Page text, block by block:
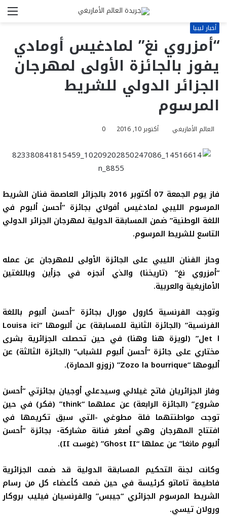
عن
أخبار ليبيا
“أمزروي نغ” لمادغيس أومادي
يفوز بالجائزة الأولى لمهرجان
الجزائر الدولي للشريط
المرسوم
العالم الأمازيغي أكتوبر 10, 2016 0
فاز يوم الجمعة 07 أكتوبر 2016
بالجزائر العاصمة فنان الشريط
المرسوم الليبي لمادغيس أفولاي بجائزة “أحسن ألبوم في
اللغة الوطنية” ضمن المسابقة الدولية لمهرجان الجزائر الدولي
التاسع للشريط المرسوم.
وحاز الفنان الليبي على الجائزة الأولى للمهرجان عن عمله
“أمزروي نغ” (تاريخنا) والذي أنجزه في جزأين وباللغتين
الأمازيغية والعربية.
وتوجت الفرنسية كارول مورال بجائزة “أحسن ألبوم باللغة
الفرنسية” (الجائزة الثانية للمسابقة) عن ألبومها “Louisa ici
et lل” (لويزة هنا وهنا) في حين تحصلت الجزائرية بشرى
مختاري على جائزة “أحسن ألبوم للشباب” (الجائزة الثالثة) عن
ألبومها “Zozo la bourrique” (زوزو الحمارة).
وفاز الجزائريان فاتح غيلالي وسيدعلي أوجيان بجائزتي “أحسن
مشروع” (الجائزة الرابعة) عن عملهما “think” (فكر) في حين
توجت مواطنتهما فلة مطوغي -التي سبق تكريمها في
افتتاح المهرجان وهي أصغر فنانة مشاركة- بجائزة “أحسن
ألبوم مانغا” عن عملها “Ghost II” (غوست II
).
وكانت لجنة التحكيم المسابقة الدولية قد ضمت الجزائرية
فاطيمة تاماتو كرئيسة في حين ضمت كأعضاء كل من رسام
الشريط المرسوم الجزائري “جيبس” والفرنسيان فيليب بروكار
ورولان تيسي.